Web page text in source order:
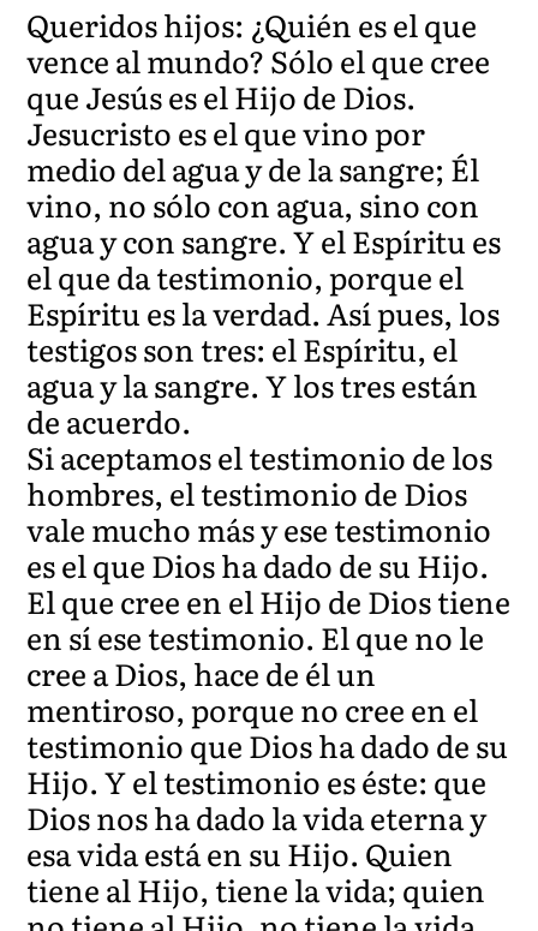
Queridos hijos: ¿Quién es el que
vence al mundo? Sólo el que cree
que Jesús es el Hijo de Dios.
Jesucristo es el que vino por
medio del agua y de la sangre; Él
vino, no sólo con agua, sino con
agua y con sangre. Y el Espíritu es
el que da testimonio, porque el
Espíritu es la verdad. Así pues, los
testigos son tres: el Espíritu, el
agua y la sangre. Y los tres están
de acuerdo.
Si aceptamos el testimonio de los
hombres, el testimonio de Dios
vale mucho más y ese testimonio
es el que Dios ha dado de su Hijo.
El que cree en el Hijo de Dios tiene
en sí ese testimonio. El que no le
cree a Dios, hace de él un
mentiroso, porque no cree en el
testimonio que Dios ha dado de su
Hijo. Y el testimonio es éste: que
Dios nos ha dado la vida eterna y
esa vida está en su Hijo. Quien
tiene al Hijo, tiene la vida; quien